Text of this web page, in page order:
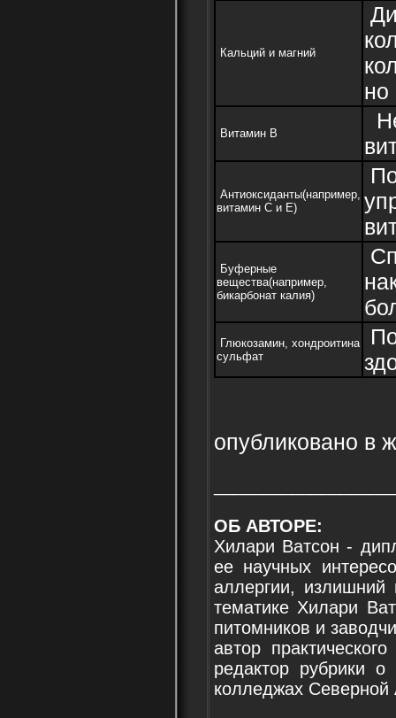
Кальций и магний
но
Витамин В
Антиоксиданты(например,
витамин С и Е)
Буферные
вещества(например,
бикарбонат калия)
Глюкозамин, хондроитина
сульфат
опубликовано
ОБ АВТОРЕ:
Хилари Ватсон -
ее научных
аллергии, излишний
тематике Хилари
питомников и
автор
редактор рубрики
колледжах